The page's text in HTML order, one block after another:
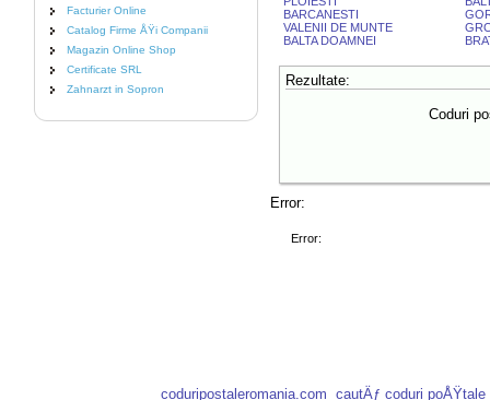
Facturier Online
Catalog Firme ÅŸi Companii
Magazin Online Shop
Certificate SRL
Zahnarzt in Sopron
BARCANESTI
VALENII DE MUNTE
BALTA DOAMNEI
Rezultate:
Coduri
Error:
Error:
coduripostaleromania.com cautÄƒ coduri